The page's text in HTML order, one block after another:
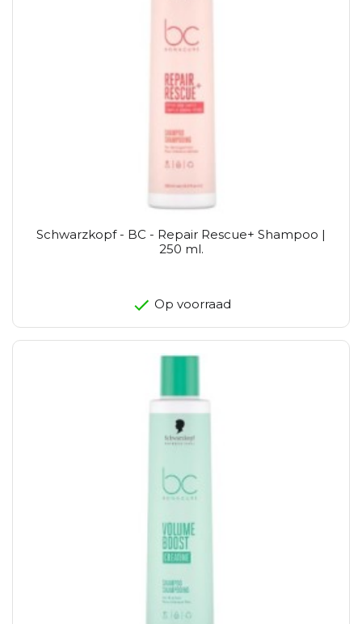
Schwarzkopf - BC - Repair Rescue+ Shampoo |
250 ml.
Op voorraad